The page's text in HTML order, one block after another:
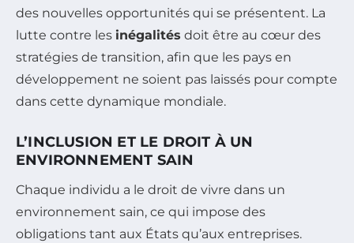
des nouvelles opportunités qui se présentent. La
lutte contre les inégalités doit être au cœur des
stratégies de transition, afin que les pays en
développement ne soient pas laissés pour compte
dans cette dynamique mondiale.
L’INCLUSION ET LE DROIT À UN
ENVIRONNEMENT SAIN
Chaque individu a le droit de vivre dans un
environnement sain, ce qui impose des
obligations tant aux États qu’aux entreprises.